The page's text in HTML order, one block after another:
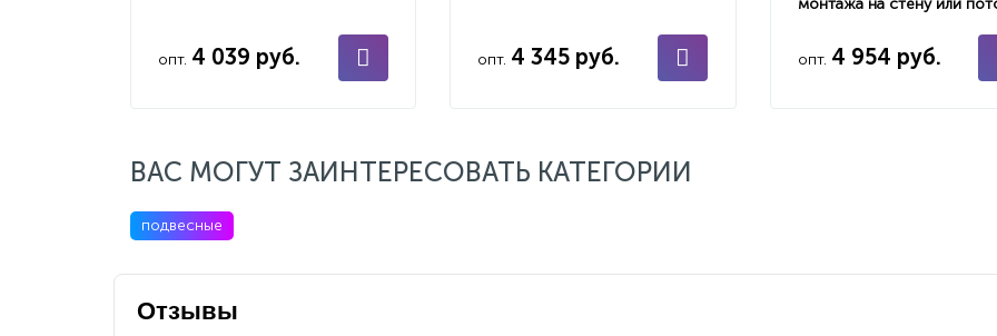
опт. 4 039 руб. опт. 4 345 руб.
монтажа на стену или
опт. 4 954 руб.
ВАС МОГУТ ЗАИНТЕРЕСОВАТЬ КАТЕГОРИИ
подвесные
Отзывы